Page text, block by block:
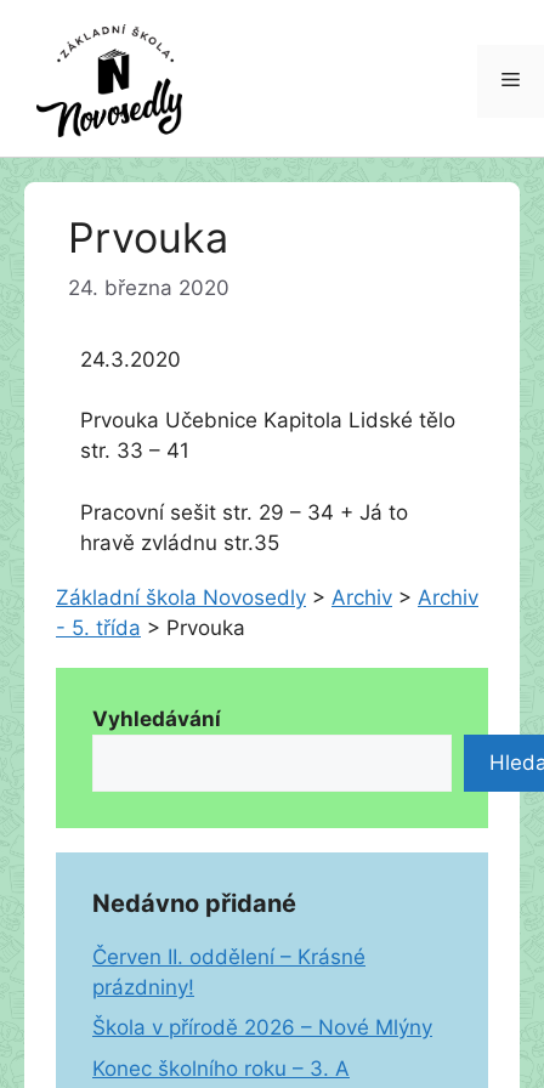
Přeskočit
Prvouka
24. března 2020
24.3.2020
Prvouka Učebnice Kapitola Lidské tělo
str. 33 – 41
Pracovní sešit str. 29 – 34 + Já to
hravě zvládnu str.35
Základní škola Novosedly > Archiv > Archiv
- 5. třída > Prvouka
Vyhledávání
Nedávno přidané
Červen II. oddělení – Krásné
prázdniny!
Škola v přírodě 2026 – Nové Mlýny
Konec školního roku – 3. A